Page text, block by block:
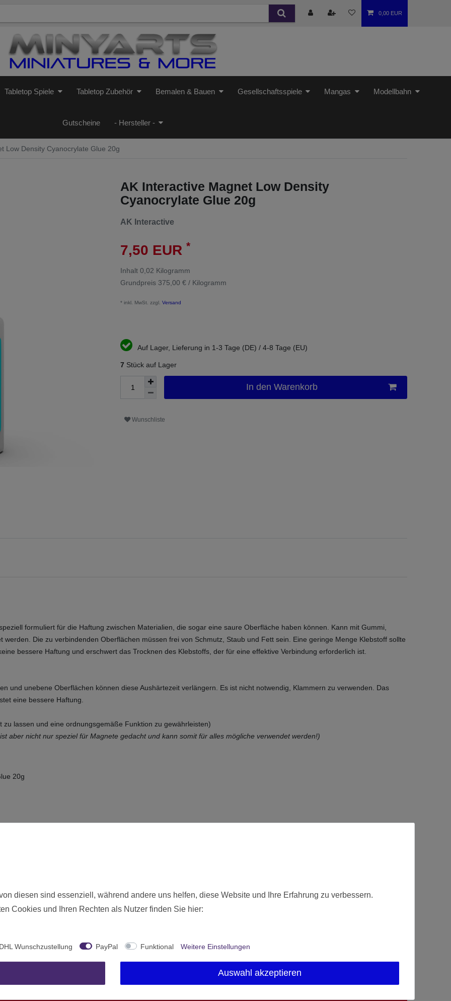
0,00 EUR
Tabletop Spiele Tabletop Zubehör Bemalen & Bauen Gesellschaftsspiele Mangas Modellbahn
Gutscheine - Hersteller -
Low Density Cyanocrylate Glue 20g
AK Interactive Magnet Low Density
Cyanocrylate Glue 20g
AK Interactive
7,50 EUR *
Inhalt 0,02 Kilogramm
Grundpreis 375,00 € / Kilogramm
* inkl. MwSt. zzgl. Versand
Auf Lager, Lieferung in 1-3 Tage (DE) / 4-8 Tage (EU)
7 Stück auf Lager
In den Warenkorb
Wunschliste
formuliert für die Haftung zwischen Materialien, die sogar eine saure Oberfläche haben können. Kann mit Gummi,
werden. Die zu verbindenden Oberflächen müssen frei von Schmutz, Staub und Fett sein. Eine geringe Menge Klebstoff sollte
bessere Haftung und erschwert das Trocknen des Klebstoffs, der für eine effektive Verbindung erforderlich ist.
und unebene Oberflächen können diese Aushärtezeit verlängern. Es ist nicht notwendig, Klammern zu verwenden. Das
eine bessere Haftung.
lassen und eine ordnungsgemäße Funktion zu gewährleisten)
aber nicht nur speziel für Magnete gedacht und kann somit für alles mögliche verwendet werden!)
20g
Spanien
diesen sind essenziell, während andere uns helfen, diese Website und Ihre Erfahrung zu verbessern.
Cookies und Ihren Rechten als Nutzer finden Sie hier:
DHL Wunschzustellung PayPal Funktional Weitere Einstellungen
Auswahl akzeptieren